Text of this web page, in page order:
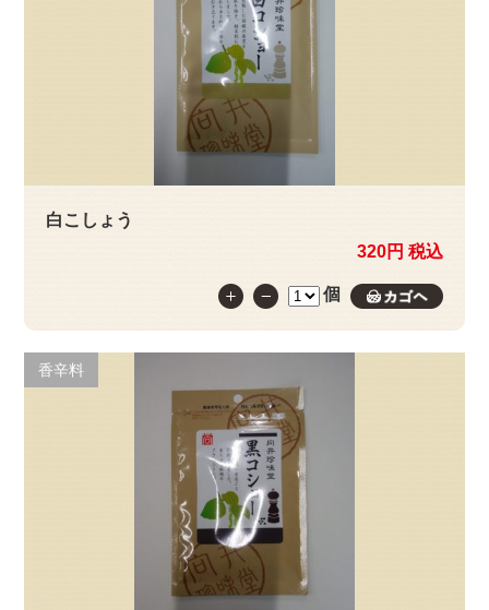
白こしょう
320円 税込
個 カゴへ
香辛料